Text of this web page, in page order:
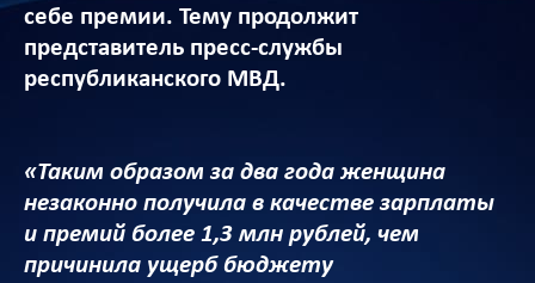
себе премии. Тему продолжит
представитель пресс-службы
республиканского МВД.
«Таким образом за два года женщина
незаконно получила в качестве зарплаты
и премий более 1,3 млн рублей, чем
причинила ущерб бюджету